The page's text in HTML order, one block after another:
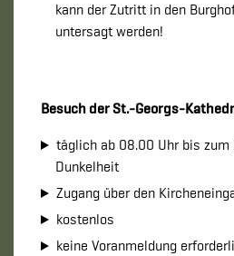
kann der Zutritt in den
untersagt werden!
Besuch der St.-Georgs-
täglich ab 08.00 Uhr bis zum
Dunkelheit
Zugang über den
kostenlos
keine Voranmeldung